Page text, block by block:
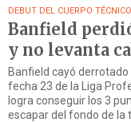
DEBUT DEL CUERPO
Banfield
y no levanta
Banfield cayó
fecha 23 de la Liga
logra conseguir los 3
escapar del fondo de la